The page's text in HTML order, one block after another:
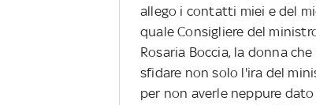
allego i contatti miei e del
quale Consigliere del
Rosaria Boccia, la donna
sfidare non solo l'ira del
per non averle neppure